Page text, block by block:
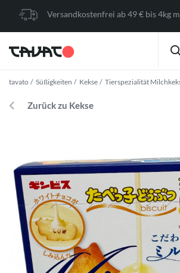
Versandkostenfrei ab 49 € bis 4kg
tavato Süßigkeiten Kekse Tierspezialität
Zurück zu Kekse